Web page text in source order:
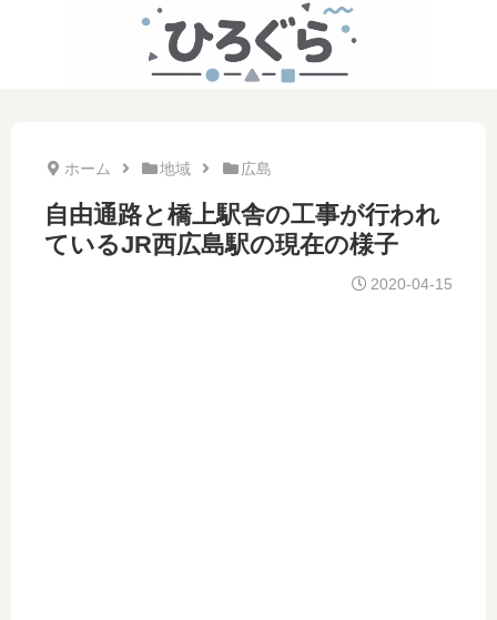
ホーム 地域 広島
自由通路と橋上駅舎の工事が行われ
ているJR西広島駅の現在の様子
2020-04-15